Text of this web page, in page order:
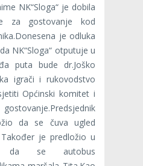
NK“Sloga“ je dobila
za gostovanje kod
je odluka
NK“Sloga“ otputuje u
puta bude dr.Joško
igrači i rukovodstvo
Općinski komitet i
da se čuva ugled
Također je predložio u
da se autobus